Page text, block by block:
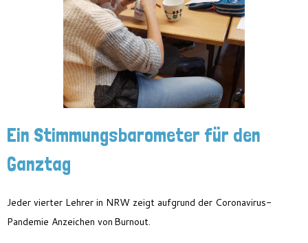
Ein Stimmungsbarometer für den
Ganztag
Jeder vierter Lehrer in NRW zeigt aufgrund der Coronavirus-
Pandemie Anzeichen von Burnout.